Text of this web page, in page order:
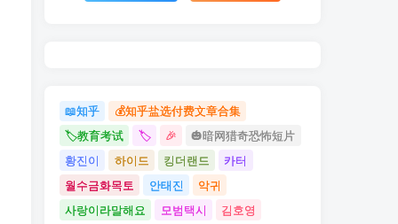
📖知乎
💰知乎盐选付费文章合集
🏷教育考试
🏷 🎉
🎃暗网猎奇恐怖短片
황진이
하이드 킹더랜드
카터
월수금화목토
안태진
악귀
사랑이라말해요
모범택시
김호영